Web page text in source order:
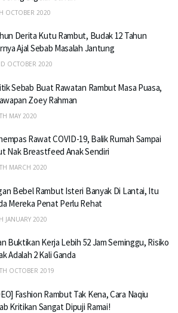
OCTOBER 2020
Derita Kutu Rambut, Budak 12 Tahun
Ajal Sebab Masalah Jantung
OCTOBER 2020
Sebab Buat Rawatan Rambut Masa Puasa,
Zoey Rahman
MAY 2020
Rawat COVID-19, Balik Rumah Sampai
Nak Breastfeed Anak Sendiri
MARCH 2020
Bebel Rambut Isteri Banyak Di Lantai, Itu
Mereka Penat Perlu Rehat
JANUARY 2020
Buktikan Kerja Lebih 52 Jam Seminggu, Risiko
Adalah 2 Kali Ganda
OCTOBER 2019
Fashion Rambut Tak Kena, Cara Naqiu
Kritikan Sangat Dipuji Ramai!